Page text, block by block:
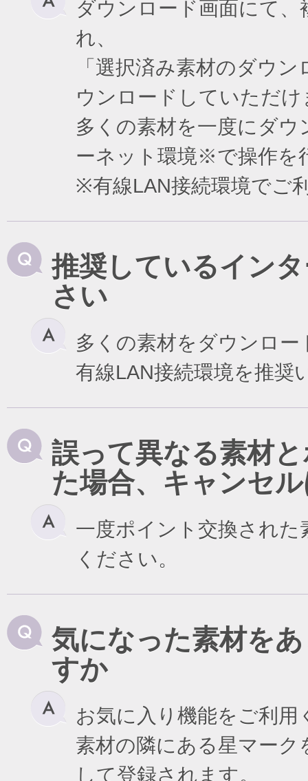
ダウンロード画面にて
れ、
「選択済み素材のダウ
ウンロードしていただけ
多くの素材を一度にダ
ーネット環境※で操作を
※有線LAN接続環境でご
推奨しているイン
さい
多くの素材をダウンロ
有線LAN接続環境を推奨
誤って異なる素材
た場合、キャンセ
一度ポイント交換され
ください。
気になった素材を
すか
お気に入り機能をご利用
素材の隣にある星マー
して登録されます。